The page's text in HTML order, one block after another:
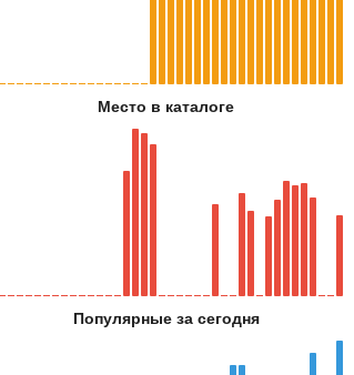
Место в каталоге
Популярные за сегодня